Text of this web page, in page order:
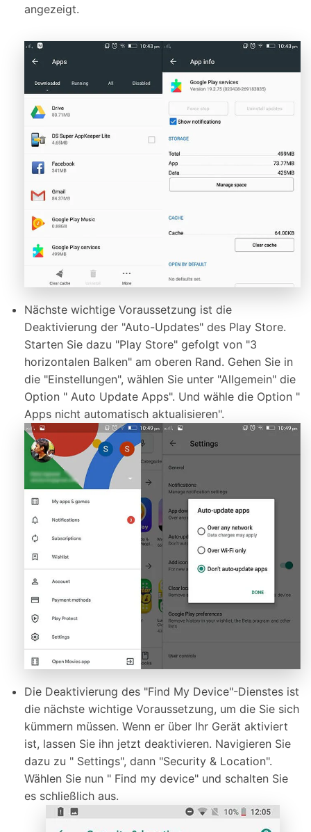
angezeigt.
Nächste wichtige Voraussetzung ist die
Deaktivierung der "Auto-Updates" des Play Store.
Starten Sie dazu "Play Store" gefolgt von "3
horizontalen Balken" am oberen Rand. Gehen Sie in
die "Einstellungen", wählen Sie unter "Allgemein" die
Option " Auto Update Apps". Und wähle die Option "
Apps nicht automatisch aktualisieren".
Die Deaktivierung des "Find My Device"-Dienstes ist
die nächste wichtige Voraussetzung, um die Sie sich
kümmern müssen. Wenn er über Ihr Gerät aktiviert
ist, lassen Sie ihn jetzt deaktivieren. Navigieren Sie
dazu zu " Settings", dann "Security & Location".
Wählen Sie nun " Find my device" und schalten Sie
es schließlich aus.